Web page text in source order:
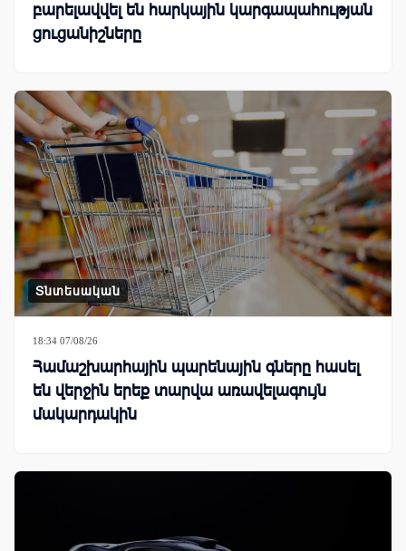
բարելավվել են հարկային կարգապահության
ցուցանիշները
Տնտեսական
18:34 07/08/26
Համաշխարհային պարենային գները հասել
են վերջին երեք տարվա առավելագույն
մակարդակին